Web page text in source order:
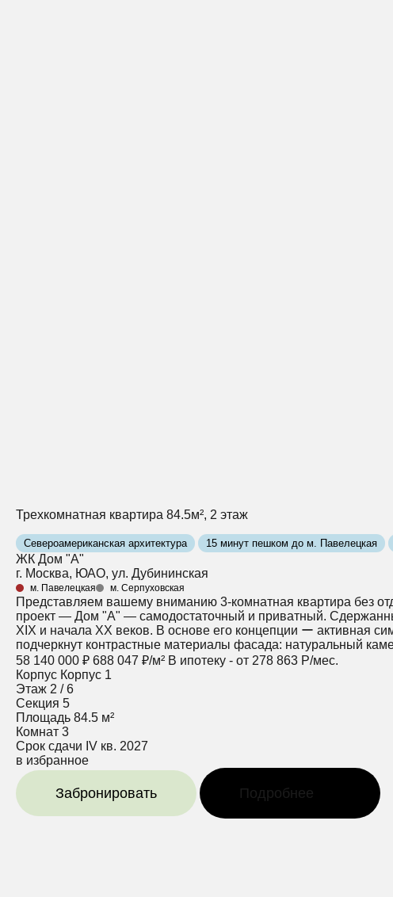
Трехкомнатная квартира 84.5м², 2 этаж
Североамериканская архитектура 15 минут пешком до м. Павелецкая
ЖК Дом "А"
г. Москва, ЮАО, ул. Дубининская
м. Павелецкая м. Серпуховская
Представляем вашему вниманию 3-комнатная квартира без
проект — Дом "А" — самодостаточный и приватный.
XIX и начала ХХ веков. В основе его концепции ー активная
подчеркнут контрастные материалы фасада: натуральный
58 140 000 ₽ 688 047 ₽/м² В ипотеку - от 278 863 Р/мес.
Корпус Корпус 1
Этаж 2 / 6
Секция 5
Площадь 84.5 м²
Комнат 3
Срок сдачи IV кв. 2027
в избранное
Забронировать Подробнее